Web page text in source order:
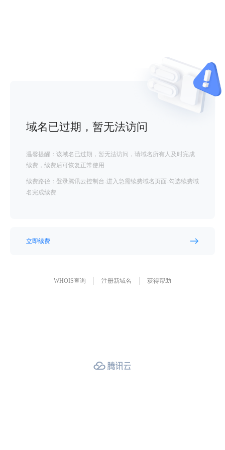
域名已过期，暂无法访问
温馨提醒：该域名已过期，暂无法访问，请域名所有人及时完成
续费，续费后可恢复正常使用
续费路径：登录腾讯云控制台-进入急需续费域名页面-勾选续费域
名完成续费
立即续费
WHOIS查询 注册新域名 获得帮助